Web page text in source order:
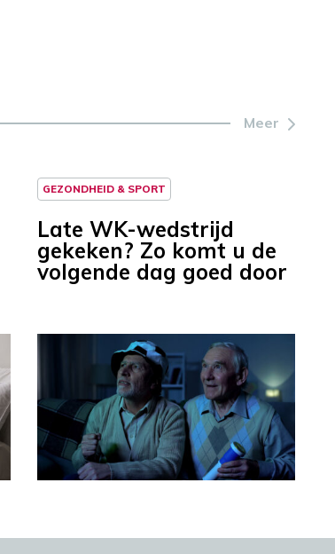
Meer
GEZONDHEID & SPORT
Late WK-wedstrijd
gekeken? Zo komt u de
volgende dag goed door